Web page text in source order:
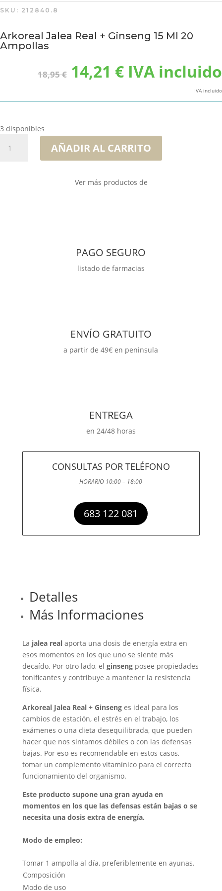
SKU: 212840.8
Arkoreal Jalea Real + Ginseng 15 Ml 20
Ampollas
18,95€ El
precio
era:
14,21 €El
precio
es:
IVA incluido
IVA incluido
3 disponibles
Jalea
AÑADIR AL CARRITO
Ver más productos de
PAGO SEGURO
listado de farmacias
ENVÍO GRATUITO
a partir de 49€ en peninsula
ENTREGA
en 24/48 horas
CONSULTAS POR TELÉFONO
HORARIO 10:00 – 18:00
683 122 081
Detalles
Más Informaciones
La jalea real aporta una dosis de energía extra en
esos momentos en los que uno se siente más
decaído. Por otro lado, el ginseng posee propiedades
tonificantes y contribuye a mantener la resistencia
física.
Arkoreal Jalea Real + Ginseng es ideal para los
cambios de estación, el estrés en el trabajo, los
exámenes o una dieta desequilibrada, que pueden
hacer que nos sintamos débiles o con las defensas
bajas. Por eso es recomendable en estos casos,
tomar un complemento vitamínico para el correcto
funcionamiento del organismo.
Este producto supone una gran ayuda en
momentos en los que las defensas están bajas o se
necesita una dosis extra de energía.
Modo de empleo:
Tomar 1 ampolla al día, preferiblemente en ayunas.
Composición
Modo de uso